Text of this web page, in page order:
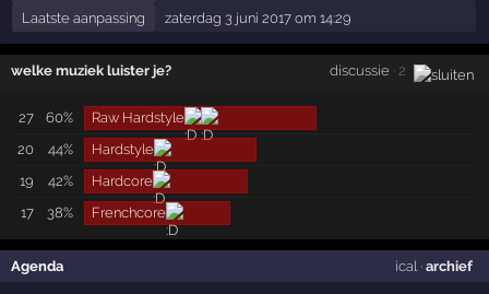
Laatste aanpassing
zaterdag 3 juni 2017 om 14:29
welke muziek luister je? discussie · 2
27 60%
Raw Hardstyle
20
44%
Hardstyle
19
42%
Hardcore
17
38% Frenchcore
Agenda ical· archief